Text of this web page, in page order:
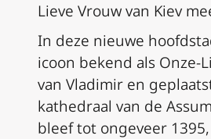
Lieve Vrouw van Kiev
In deze nieuwe
icoon bekend als Onze-
van Vladimir en
kathedraal van de
bleef tot ongeveer